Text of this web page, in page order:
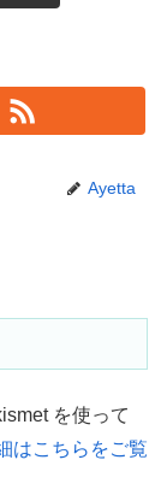
Ayetta
を使って
はこちらをご覧